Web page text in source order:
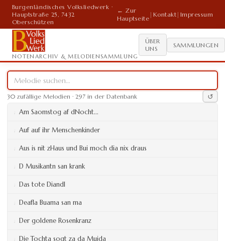
Burgenländisches Volksliedwerk ·
Hauptstraße 25, 7432
Oberschützen
← Zur
Hauptseite
| Kontakt | Impressum
NOTENARCHIV & MELODIENSAMMLUNG
ÜBER
UNS
SAMMLUNGEN
30 zufällige Melodien · 297 in der Datenbank ↺
Am Saomstog af dNocht...
Auf auf ihr Menschenkinder
Aus is nit zHaus und Bui moch dia nix draus
D Musikantn san krank
Das tote Diandl
Deafla Buama san ma
Der goldene Rosenkranz
Die Tochta sogt za da Muida